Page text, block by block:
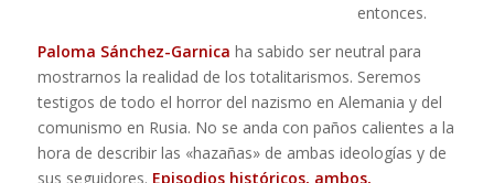
entonces.
Paloma Sánchez-Garnica ha sabido ser neutral para
mostrarnos la realidad de los totalitarismos. Seremos
testigos de todo el horror del nazismo en Alemania y del
comunismo en Rusia. No se anda con paños calientes a la
hora de describir las «hazañas» de ambas ideologías y de
sus seguidores. Episodios históricos, ambos,